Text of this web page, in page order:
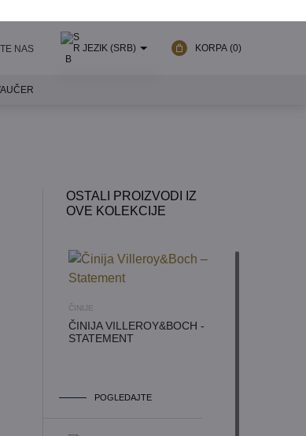
OSTALI PROIZVODI IZ
OVE KOLEKCIJE
ČINIJE
ČINIJA VILLEROY&BOCH -
STATEMENT
POGLEDAJTE